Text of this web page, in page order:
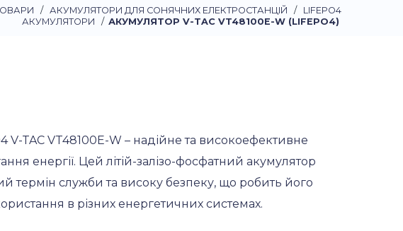
/ АКУМУЛЯТОРИ ДЛЯ СОНЯЧНИХ ЕЛЕКТРОСТАНЦІЙ /
LIFEPO4
АКУМУЛЯТОРИ
/ АКУМУЛЯТОР V-TAC VT48100E-W (LIFEPO4)
V-TAC VT48100E-W – надійне та високоефективне
енергії. Цей літій-залізо-фосфатний акумулятор
термін служби та високу безпеку, що робить його
в різних енергетичних системах.